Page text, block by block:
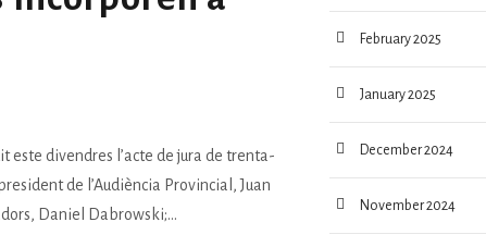
este divendres l’acte de jura de trenta-
de l’Audiència Provincial, Juan
Daniel Dabrowski;...
February 2025
January 2025
December 2024
November 2024